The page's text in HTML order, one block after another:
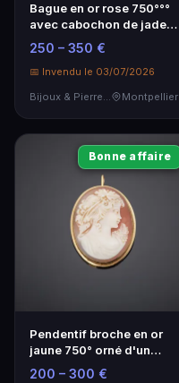
Bague en or rose 750°°°
avec cabochon de jade -
Élégance intemporelle
250 – 350 €
📅 Invendu le 03/07/2026
Bijoux & Pierres Précieuses
Montpellier
Bonne affaire
Pendentif broche en or
jaune 750° orné d'un
camée coquilla
200 – 300 €